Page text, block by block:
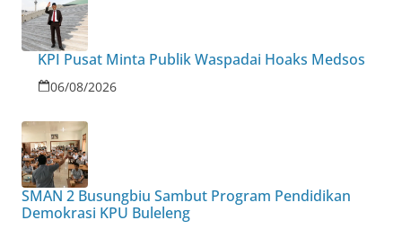
KPI Pusat Minta Publik Waspadai Hoaks Medsos
06/08/2026
SMAN 2 Busungbiu Sambut Program Pendidikan
Demokrasi KPU Buleleng